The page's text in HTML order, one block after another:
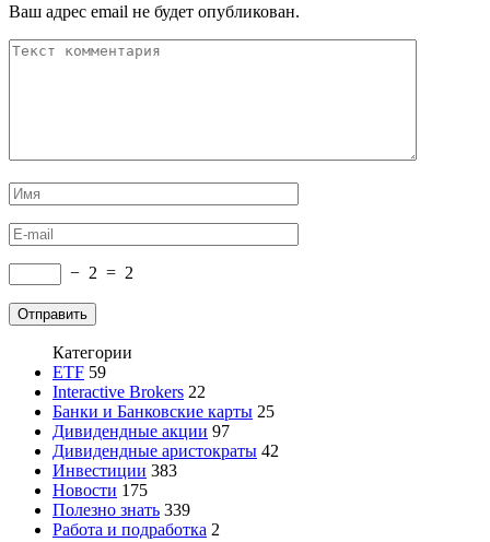
Ваш адрес email не будет опубликован.
− 2 = 2
Категории
ETF 59
Interactive Brokers 22
Банки и Банковские карты 25
Дивидендные акции 97
Дивидендные аристократы 42
Инвестиции 383
Новости 175
Полезно знать 339
Работа и подработка 2